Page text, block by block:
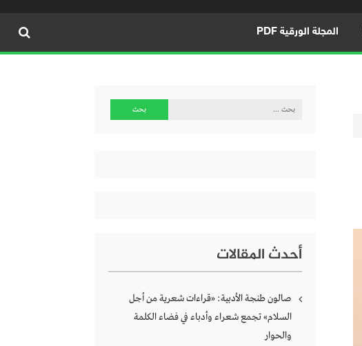
المجلة الورقية PDF
البحث
أحدث المقالات
صالون طنجة الأدبية: «قراءات شعرية من أجل
السلام» تجمع شعراء وأدباء في فضاء الكلمة
والحوار